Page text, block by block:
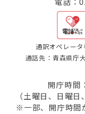
通訳オペレータ
通話先：青森県庁
開庁時間
（土曜日、日曜
※一部、開庁時間